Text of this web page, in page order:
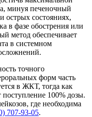
минуя печеночный
острых состояниях,
в фазе обострения или
метод обеспечивает
в системном
точного
форм часть
в ЖКТ, тогда как
поступление 100% дозы.
где необходима
707-93-05.